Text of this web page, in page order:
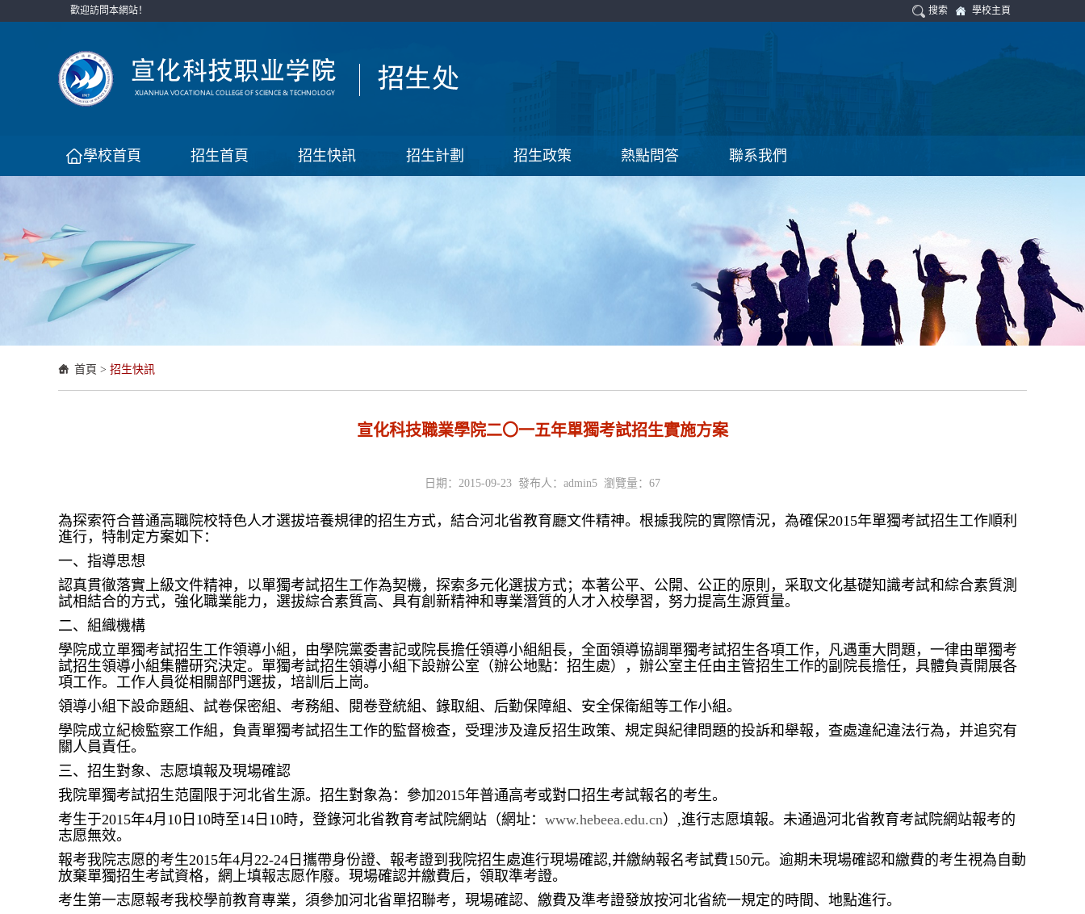
歡迎訪問本網站！ 搜索 學校主頁
學校首頁 招生首頁 招生快訊 招生計劃 招生政策 熱點問答 聯系我們
首頁 > 招生快訊
宣化科技職業學院二〇一五年單獨考試招生實施方案
日期：2015-09-23 發布人：admin5 瀏覽量： 67
為探索符合普通高職院校特色人才選拔培養規律的招生方式，結合河北省教育廳文件精神。根據我院的實際情況，為確保2015年單獨考試招生工作順利
進行，特制定方案如下：
一、指導思想
認真貫徹落實上級文件精神，以單獨考試招生工作為契機，探索多元化選拔方式；本著公平、公開、公正的原則，采取文化基礎知識考試和綜合素質測
試相結合的方式，強化職業能力，選拔綜合素質高、具有創新精神和專業潛質的人才入校學習，努力提高生源質量。
二、組織機構
學院成立單獨考試招生工作領導小組，由學院黨委書記或院長擔任領導小組組長，全面領導協調單獨考試招生各項工作，凡遇重大問題，一律由單獨考
試招生領導小組集體研究決定。單獨考試招生領導小組下設辦公室（辦公地點：招生處），辦公室主任由主管招生工作的副院長擔任，具體負責開展各
項工作。工作人員從相關部門選拔，培訓后上崗。
領導小組下設命題組、試卷保密組、考務組、閱卷登統組、錄取組、后勤保障組、安全保衛組等工作小組。
學院成立紀檢監察工作組，負責單獨考試招生工作的監督檢查，受理涉及違反招生政策、規定與紀律問題的投訴和舉報，查處違紀違法行為，并追究有
關人員責任。
三、招生對象、志愿填報及現場確認
我院單獨考試招生范圍限于河北省生源。招生對象為：參加2015年普通高考或對口招生考試報名的考生。
考生于2015年4月10日10時至14日10時，登錄河北省教育考試院網站（網址： www.hebeea.edu.cn）,進行志愿填報。未通過河北省教育考試院網站報考的
志愿無效。
報考我院志愿的考生2015年4月22-24日攜帶身份證、報考證到我院招生處進行現場確認,并繳納報名考試費150元。逾期未現場確認和繳費的考生視為自動
放棄單獨招生考試資格，網上填報志愿作廢。現場確認并繳費后，領取準考證。
考生第一志愿報考我校學前教育專業，須參加河北省單招聯考，現場確認、繳費及準考證發放按河北省統一規定的時間、地點進行。